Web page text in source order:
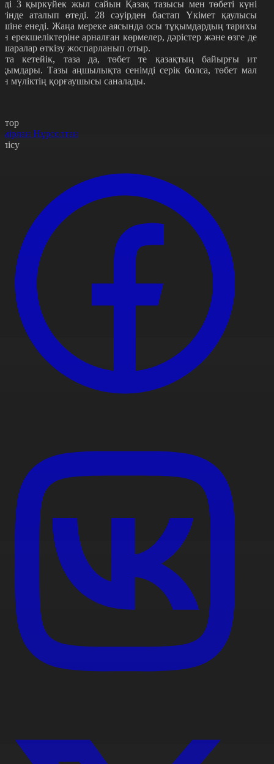
3 қыркүйек жыл сайын Қазақ тазысы мен төбеті күні
аталып өтеді. 28 сәуірден бастап Үкімет қаулысы
енеді. Жаңа мереке аясында осы тұқымдардың тарихы
ерекшеліктеріне арналған көрмелер, дәрістер және өзге де
шаралар өткізу жоспарланып отыр.
кетейік, таза да, төбет те қазақтың байырғы ит
Тазы аңшылықта сенімді серік болса, төбет мал
мүліктің қорғаушысы саналады.
Нұрсолтан